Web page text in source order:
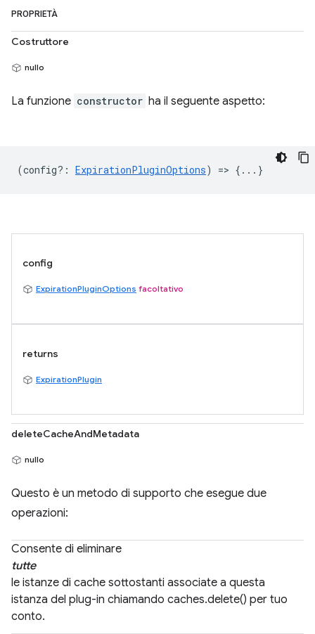
PROPRIETÀ
Costruttore
nullo
La funzione constructor ha il seguente aspetto:
(config? : ExpirationPluginOptions) => {...}
config
ExpirationPluginOptions facoltativo
returns
ExpirationPlugin
deleteCacheAndMetadata
nullo
Questo è un metodo di supporto che esegue due
operazioni:
Consente di eliminare
tutte
le istanze di cache sottostanti associate a questa
istanza del plug-in chiamando caches.delete() per tuo
conto.